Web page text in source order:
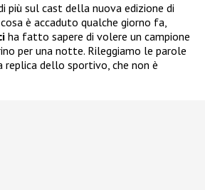
più sul cast della nuova edizione di
è accaduto qualche giorno fa,
ha fatto sapere di volere un campione
per una notte. Rileggiamo le parole
dello sportivo, che non è